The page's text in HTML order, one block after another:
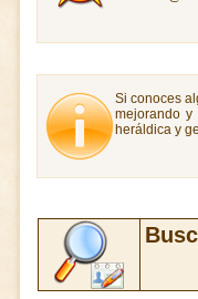
Si conoces
mejorando y
heráldica y